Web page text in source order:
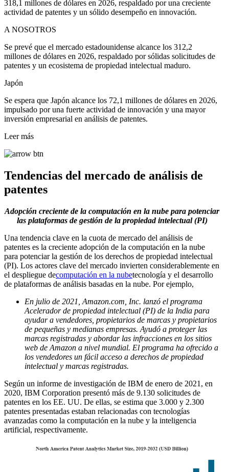
318,1 millones de dólares en 2026, respaldado por una creciente
actividad de patentes y un sólido desempeño en innovación.
A NOSOTROS
Se prevé que el mercado estadounidense alcance los 312,2
millones de dólares en 2026, respaldado por sólidas solicitudes de
patentes y un ecosistema de propiedad intelectual maduro.
Japón
Se espera que Japón alcance los 72,1 millones de dólares en 2026,
impulsado por una fuerte actividad de innovación y una mayor
inversión empresarial en análisis de patentes.
Leer más
Tendencias del mercado de análisis de
patentes
Adopción creciente de la computación en la nube para potenciar
las plataformas de gestión de la propiedad intelectual (PI)
Una tendencia clave en la cuota de mercado del análisis de
patentes es la creciente adopción de la computación en la nube
para potenciar la gestión de los derechos de propiedad intelectual
(PI). Los actores clave del mercado invierten considerablemente en
el despliegue decomputación en la nubetecnología y el desarrollo
de plataformas de análisis basadas en la nube. Por ejemplo,
En julio de 2021, Amazon.com, Inc. lanzó el programa
Acelerador de propiedad intelectual (PI) de la India para
ayudar a vendedores, propietarios de marcas y propietarios
de pequeñas y medianas empresas. Ayudó a proteger las
marcas registradas y abordar las infracciones en los sitios
web de Amazon a nivel mundial. El programa ha ofrecido a
los vendedores un fácil acceso a derechos de propiedad
intelectual y marcas registradas.
Según un informe de investigación de IBM de enero de 2021, en
2020, IBM Corporation presentó más de 9.130 solicitudes de
patentes en los EE. UU. De ellas, se estima que 3.000 y 2.300
patentes presentadas estaban relacionadas con tecnologías
avanzadas como la computación en la nube y la inteligencia
artificial, respectivamente.